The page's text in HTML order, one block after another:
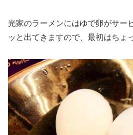
光家のラーメンにはゆで卵がサー
ッと出てきますので、最初はちょ